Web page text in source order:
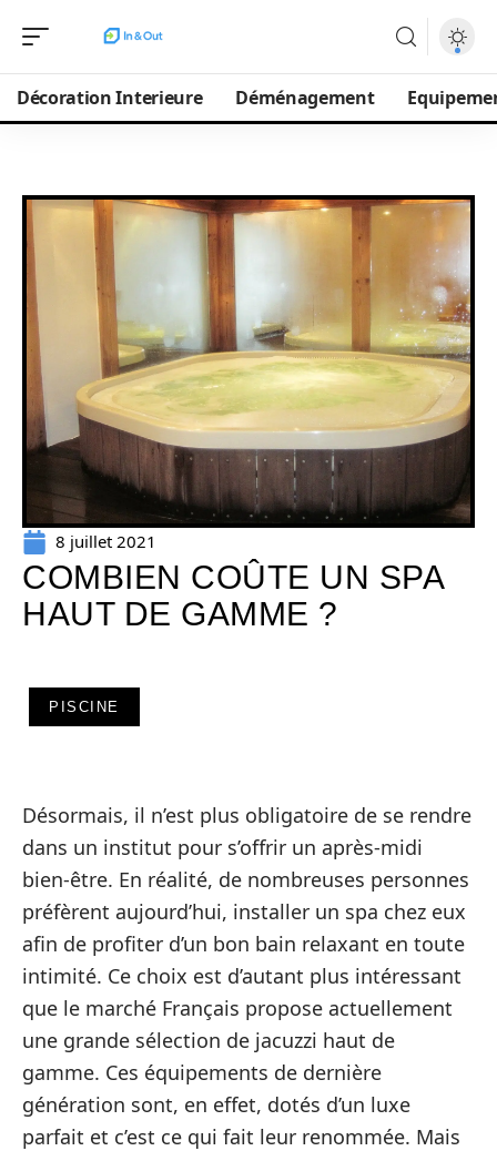
Décoration Interieure Déménagement
8 juillet 2021
COMBIEN COÛTE UN SPA
HAUT DE GAMME ?
PISCINE
Désormais, il n’est plus obligatoire de se rendre
dans un institut pour s’offrir un après-midi
bien-être. En réalité, de nombreuses personnes
préfèrent aujourd’hui, installer un spa chez eux
afin de profiter d’un bon bain relaxant en toute
intimité. Ce choix est d’autant plus intéressant
que le marché Français propose actuellement
une grande sélection de jacuzzi haut de
gamme. Ces équipements de dernière
génération sont, en effet, dotés d’un luxe
parfait et c’est ce qui fait leur renommée. Mais